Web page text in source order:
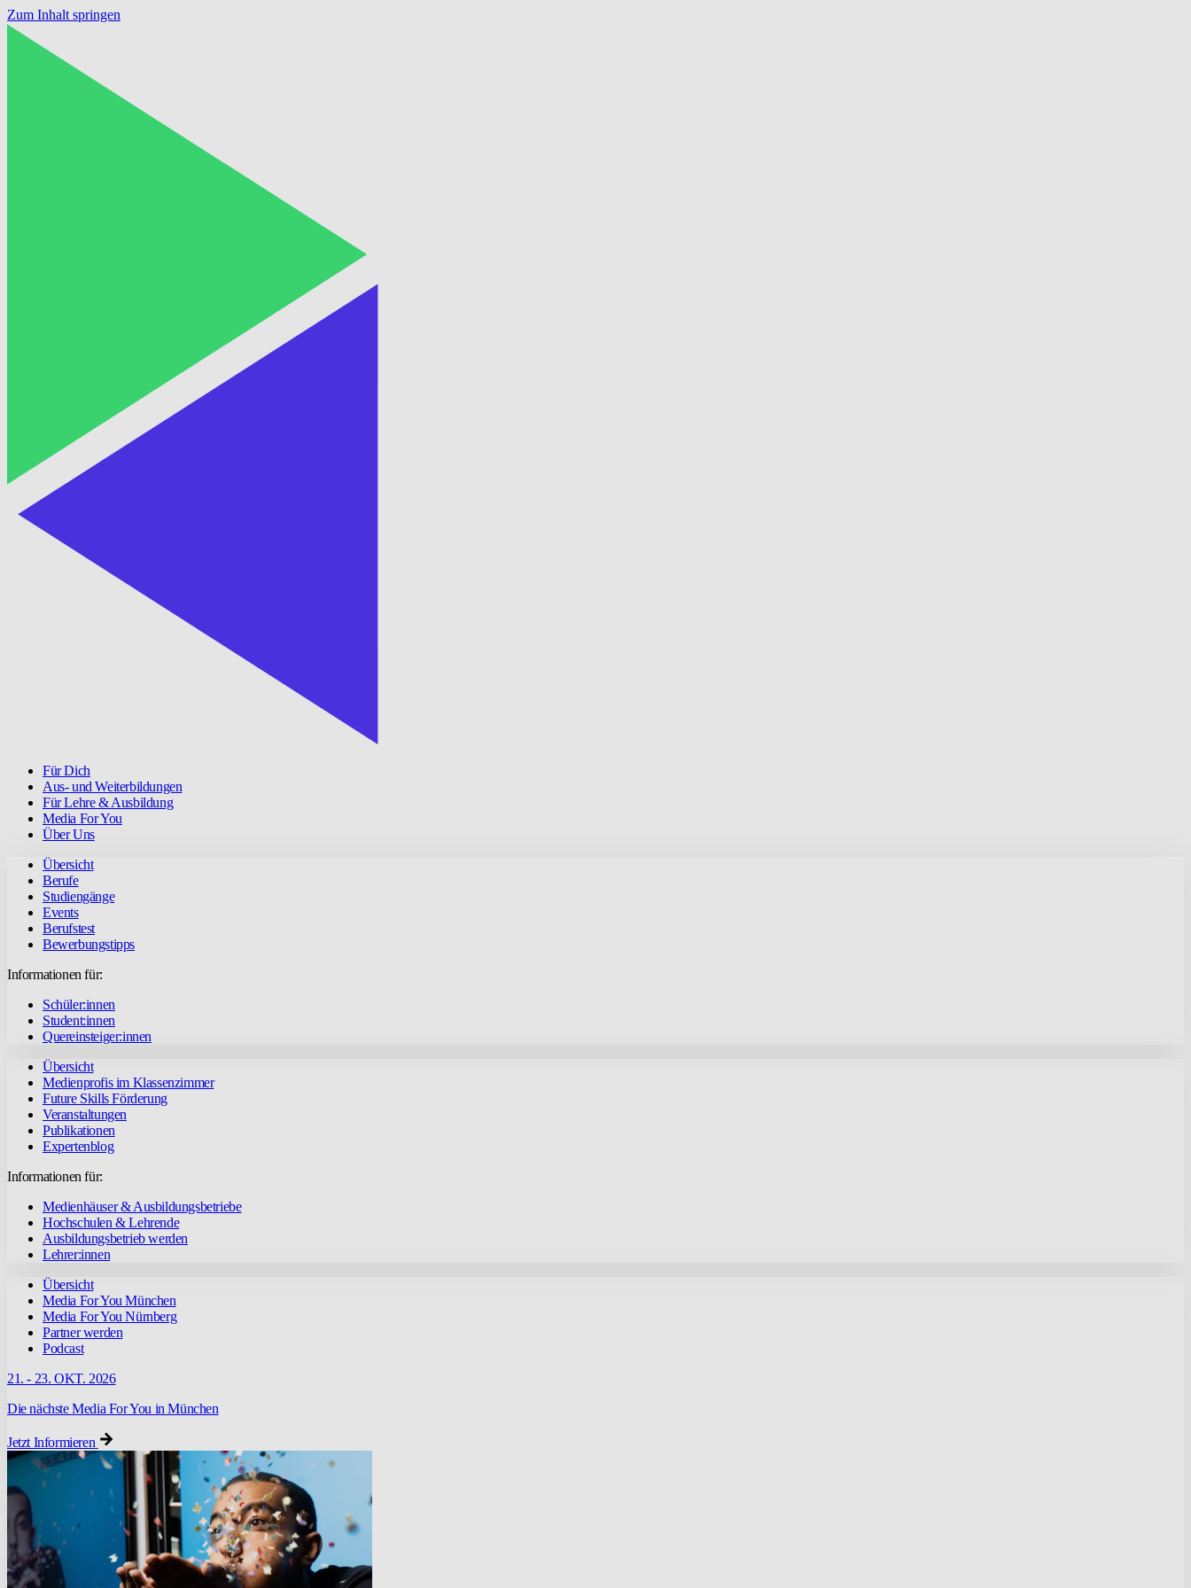
Zum Inhalt springen
Für Dich
Aus- und Weiterbildungen
Für Lehre & Ausbildung
Media For You
Über Uns
Übersicht
Berufe
Studiengänge
Events
Berufstest
Bewerbungstipps
Informationen für:
Schüler:innen
Student:innen
Quereinsteiger:innen
Übersicht
Medienprofis im Klassenzimmer
Future Skills Förderung
Veranstaltungen
Publikationen
Expertenblog
Informationen für:
Medienhäuser & Ausbildungsbetriebe
Hochschulen & Lehrende
Ausbildungsbetrieb werden
Lehrer:innen
Übersicht
Media For You München
Media For You Nürnberg
Partner werden
Podcast
21. - 23. OKT. 2026
Die nächste Media For You in München
Jetzt Informieren